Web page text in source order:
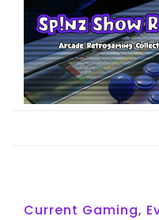
Current Gaming,